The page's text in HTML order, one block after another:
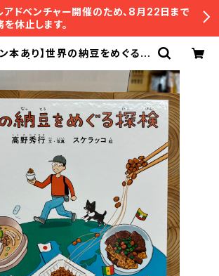
ドベンチャー開催のため、8月22日まで
休止します。
ン本あり】世界の納豆をめぐる探